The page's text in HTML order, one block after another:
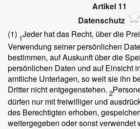
Artikel 11
Datenschutz
(1) 1Jeder hat das Recht, über die
Verwendung seiner persönlichen
bestimmen, auf Auskunft über die
persönlichen Daten und auf Einsicht
amtliche Unterlagen, so weit sie ihn
Dritter nicht entgegenstehen. 2
dürfen nur mit freiwilliger und
des Berechtigten erhoben,
weitergegeben oder sonst verwendet